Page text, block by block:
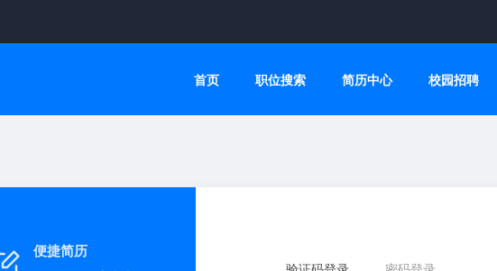
首页 职位搜索 简历中心 校园招聘
便捷简历